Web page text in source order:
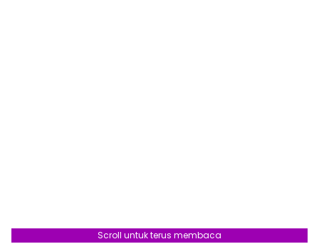
Scroll untuk terus membaca